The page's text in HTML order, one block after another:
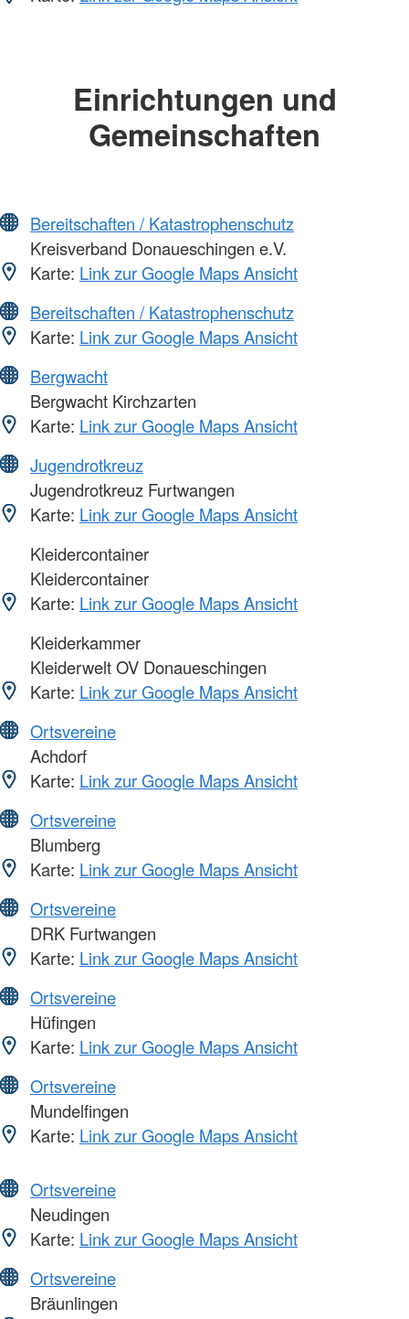
Einrichtungen und
Gemeinschaften
Bereitschaften / Katastrophenschutz
Kreisverband Donaueschingen e.V.
Karte: Link zur Google Maps Ansicht
Bereitschaften / Katastrophenschutz
Karte: Link zur Google Maps Ansicht
Bergwacht
Bergwacht Kirchzarten
Karte: Link zur Google Maps Ansicht
Jugendrotkreuz
Jugendrotkreuz Furtwangen
Karte: Link zur Google Maps Ansicht
Kleidercontainer
Kleidercontainer
Karte: Link zur Google Maps Ansicht
Kleiderkammer
Kleiderwelt OV Donaueschingen
Karte: Link zur Google Maps Ansicht
Ortsvereine
Achdorf
Karte: Link zur Google Maps Ansicht
Ortsvereine
Blumberg
Karte: Link zur Google Maps Ansicht
Ortsvereine
DRK Furtwangen
Karte: Link zur Google Maps Ansicht
Ortsvereine
Hüfingen
Karte: Link zur Google Maps Ansicht
Ortsvereine
Mundelfingen
Karte: Link zur Google Maps Ansicht
Ortsvereine
Neudingen
Karte: Link zur Google Maps Ansicht
Ortsvereine
Bräunlingen